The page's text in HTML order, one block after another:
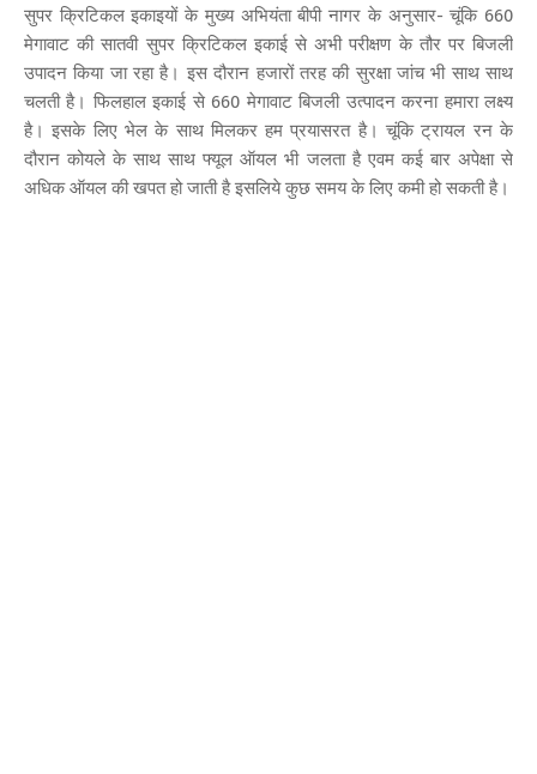
सुपर क्रिटिकल इकाइयों के मुख्य अभियंता बीपी नागर के अनुसार- चूंकि 660
मेगावाट की सातवी सुपर क्रिटिकल इकाई से अभी परीक्षण के तौर पर बिजली
उपादन किया जा रहा है। इस दौरान हजारों तरह की सुरक्षा जांच भी साथ साथ
चलती है। फिलहाल इकाई से 660 मेगावाट बिजली उत्पादन करना हमारा लक्ष्य
है। इसके लिए भेल के साथ मिलकर हम प्रयासरत है। चूंकि ट्रायल रन के
दौरान कोयले के साथ साथ फ्यूल ऑयल भी जलता है एवम कई बार अपेक्षा से
अधिक ऑयल की खपत हो जाती है इसलिये कुछ समय के लिए कमी हो सकती है।